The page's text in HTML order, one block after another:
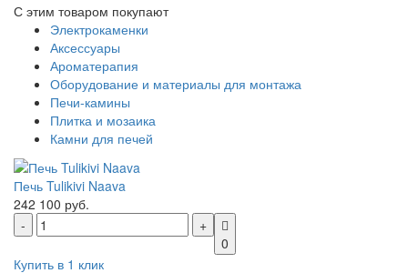
С этим товаром покупают
Электрокаменки
Аксессуары
Ароматерапия
Оборудование и материалы для монтажа
Печи-камины
Плитка и мозаика
Камни для печей
Печь Tulikivi Naava
242 100 руб.
0
Купить в 1 клик